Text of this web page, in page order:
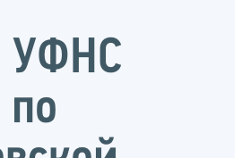
УФНС
по